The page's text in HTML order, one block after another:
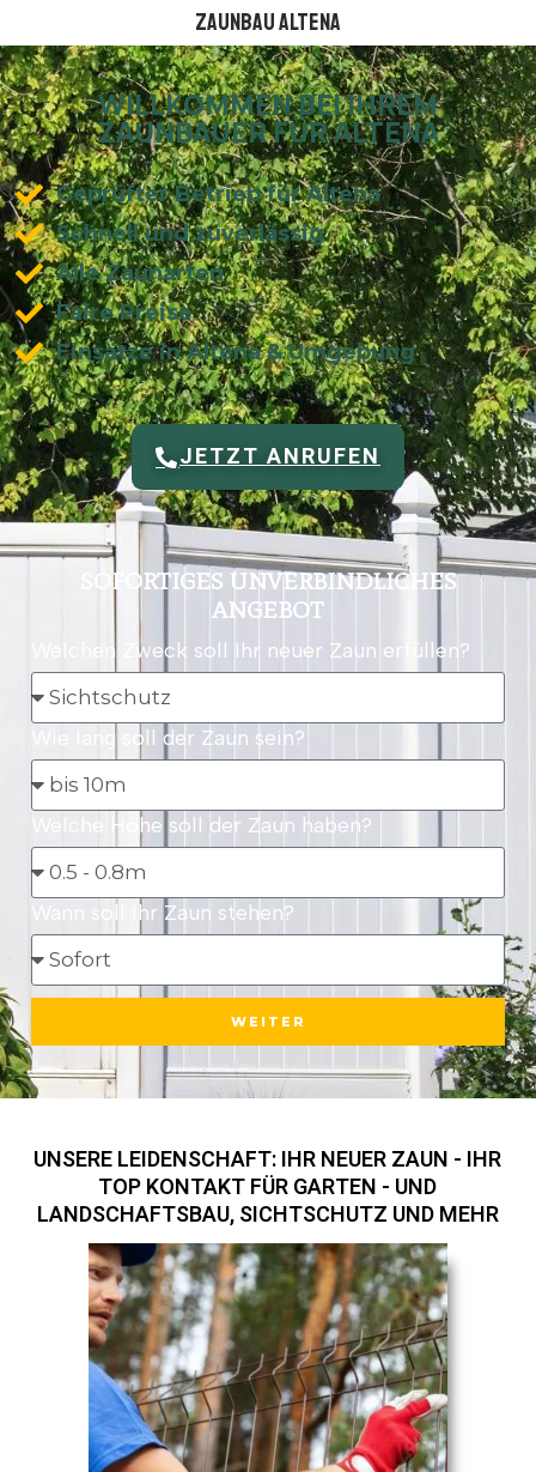
Zaunbau Altena
WILLKOMMEN BEI IHREM
ZAUNBAUER FÜR ALTENA
Geprüfter Betrieb für Altena
Schnell und zuverlässig
Alle Zaunarten
Faire Preise
Einsätze in Altena & Umgebung
JETZT ANRUFEN
SOFORTIGES UNVERBINDLICHES
ANGEBOT
Welchen Zweck soll Ihr neuer Zaun erfüllen?
Wie lang soll der Zaun sein?
Welche Höhe soll der Zaun haben?
Wann soll Ihr Zaun stehen?
WEITER
UNSERE LEIDENSCHAFT: IHR NEUER ZAUN - IHR
TOP KONTAKT FÜR GARTEN - UND
LANDSCHAFTSBAU, SICHTSCHUTZ UND MEHR